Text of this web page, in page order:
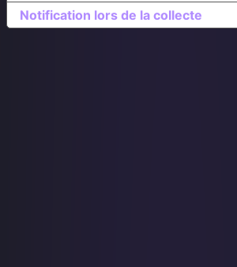
Notification lors de la collecte